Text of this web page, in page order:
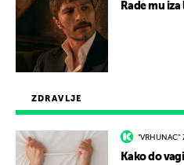
ZDRAVLJE
"VRHUNAC"
Kako do
Rade mu